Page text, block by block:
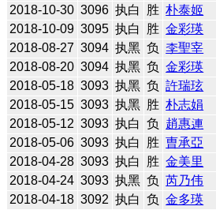
2018-10-30 3096 执白 胜 朴泰姬
2018-10-09 3095 执白 胜 金彩瑛
2018-08-27 3094 执黑 负 李聖宰
2018-08-20 3094 执黑 负 金彩瑛
2018-05-18 3093 执黑 负 許瑞玹
2018-05-15 3093 执黑 胜 朴志娟
2018-05-12 3093 执白 负 趙惠連
2018-05-06 3093 执白 胜 曺承亞
2018-04-28 3093 执白 胜 金美里
2018-04-24 3093 执黑 负 芮乃伟
2018-04-18 3092 执白 负 金多瑛